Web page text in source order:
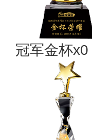
冠军金杯x0